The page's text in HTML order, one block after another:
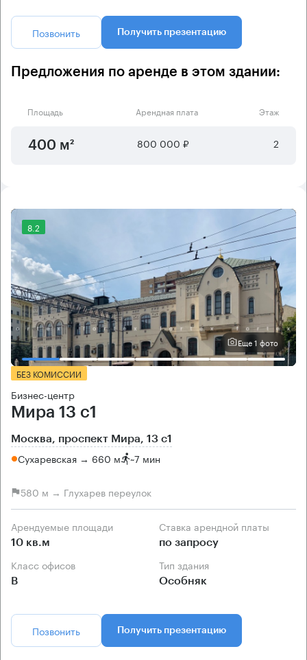
Позвонить Получить презентацию
Предложения по аренде в этом здании:
Площадь Арендная плата Этаж
400 м² 800 000 ₽ 2
8.2
Еще 1 фото
БЕЗ КОМИССИИ
Бизнес-центр
Мира 13 с1
Москва, проспект Мира, 13 с1
Сухаревская → 660 м ~7 мин
580 м → Глухарев переулок
Арендуемые площади
10 кв.м
Ставка арендной платы
по запросу
Класс офисов
B
Тип здания
Особняк
Позвонить Получить презентацию